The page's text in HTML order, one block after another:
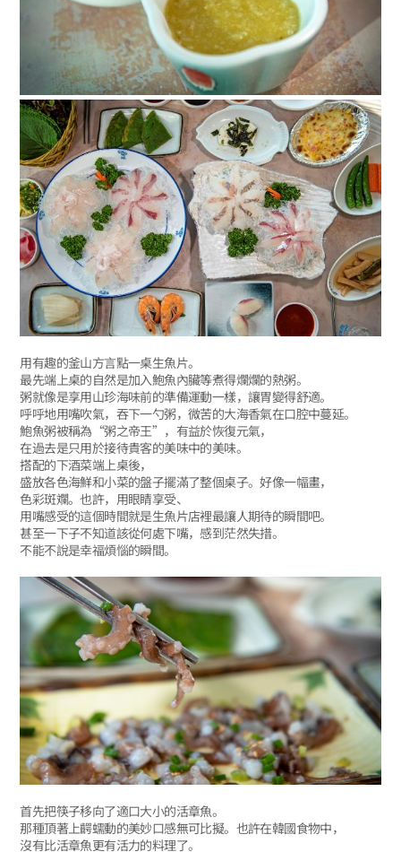
用有趣的釜山方言點一桌生魚片。
最先端上桌的自然是加入鮑魚內臟等煮得爛爛的熱粥。
粥就像是享用山珍海味前的準備運動一樣，讓胃變得舒適。
呼呼地用嘴吹氣，吞下一勺粥，微苦的大海香氣在口腔中蔓延。
鮑魚粥被稱為“粥之帝王”，有益於恢復元氣，
在過去是只用於接待貴客的美味中的美味。
搭配的下酒菜端上桌後，
盛放各色海鮮和小菜的盤子擺滿了整個桌子。好像一幅畫，
色彩斑斕。也許，用眼睛享受、
用嘴感受的這個時間就是生魚片店裡最讓人期待的瞬間吧。
甚至一下子不知道該從何處下嘴，感到茫然失措。
不能不說是幸福煩惱的瞬間。
首先把筷子移向了適口大小的活章魚。
那種頂著上齶蠕動的美妙口感無可比擬。也許在韓國食物中，
沒有比活章魚更有活力的料理了。